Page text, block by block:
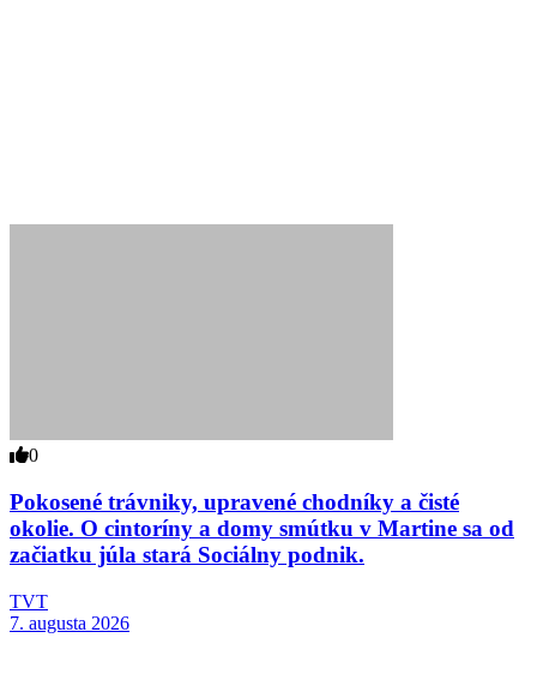
0
Pokosené trávniky, upravené chodníky a čisté
okolie. O cintoríny a domy smútku v Martine sa od
začiatku júla stará Sociálny podnik.
TVT
7. augusta 2026